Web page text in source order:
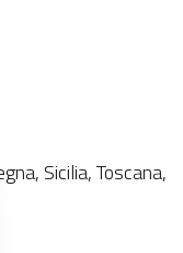
Sicilia, Toscana,